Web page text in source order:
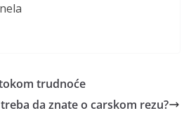
trudnoće
da znate o carskom rezu?